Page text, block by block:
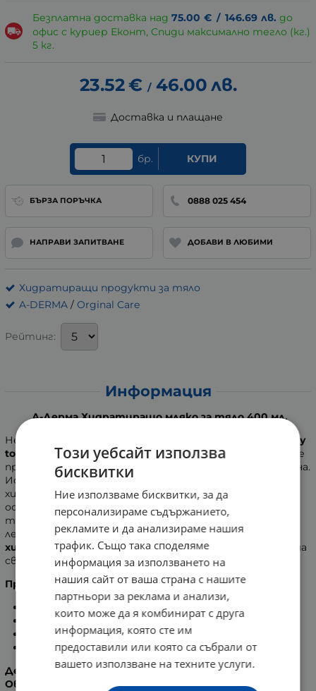
Безплатна доставка над 75.00 € / 146.69 лв. до
офис с куриер Еконт, Спиди максимално тегло (кг.)
5 кг.
23.52€ / 46.00 лв.
Доставка и плащане
бр. КУПИ
БЪРЗА ПОРЪЧКА 0888 025 454
НАПРАВИ ЗАПИТВАНЕ ДОБАВИ В ЛЮБИМИ
Хидратиращи продукти за тяло
A-DERMA / Orginal Care
Рейтинг:
Информация
А-Дерма Хидратиращо мляко за тяло 400 мл.
Нежната формула е вдъхновена от технологията
"dry
touch
", която е често срещана при слънцезащитните
продукти. Млякото оставя кожата нежна и еластична.
Истинска "прет-а-порте" текстура
хидратация. Деликатно парфюмирано мляко за тяло,
осигуряващо свежест след приложение. Флуидната
текстура хидратира дълготрайно кожата, без да
лепни. Хидратиращият комплекс осигурява
хидратация.Млякото притежава приятен аромат на
свежи цветя.
Предимства:
Ултра флуидна и свежа текстура.
"прет-а-порте" формула за бързо обличане.
Деликатен аромат.
Без парабени!
Действие на активните съставки:
Овес Rhealba
Този уебсайт използва
бисквитки
Ние използваме бисквитки, за да
персонализираме съдържанието,
рекламите и да анализираме нашия
трафик. Също така споделяме
информация за използването на
нашия сайт от ваша страна с нашите
партньори за реклама и анализи,
които може да я комбинират с друга
информация, която сте им
предоставили или която са събрали от
вашето използване на техните услуги.